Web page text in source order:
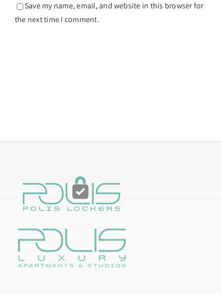
Save my name, email, and website in this browser for
the next time I comment.